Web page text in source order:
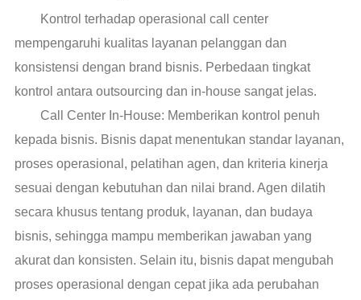
Kontrol terhadap operasional call center
mempengaruhi kualitas layanan pelanggan dan
konsistensi dengan brand bisnis. Perbedaan tingkat
kontrol antara outsourcing dan in-house sangat jelas.
Call Center In-House: Memberikan kontrol penuh
kepada bisnis. Bisnis dapat menentukan standar layanan,
proses operasional, pelatihan agen, dan kriteria kinerja
sesuai dengan kebutuhan dan nilai brand. Agen dilatih
secara khusus tentang produk, layanan, dan budaya
bisnis, sehingga mampu memberikan jawaban yang
akurat dan konsisten. Selain itu, bisnis dapat mengubah
proses operasional dengan cepat jika ada perubahan